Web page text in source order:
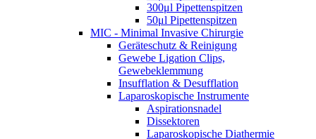
300μl Pipettenspitzen
50μl Pipettenspitzen
MIC - Minimal Invasive Chirurgie
Geräteschutz & Reinigung
Gewebe Ligation Clips,
Gewebeklemmung
Insufflation & Desufflation
Laparoskopische Instrumente
Aspirationsnadel
Dissektoren
Laparoskopische Diathermie